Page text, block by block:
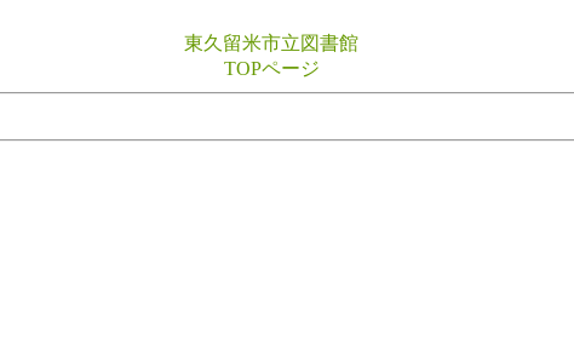
東久留米市立図書館
TOPページ